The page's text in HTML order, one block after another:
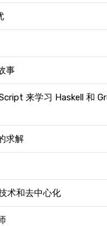
事
来学习 Haskell 和
求解
术和去中心化